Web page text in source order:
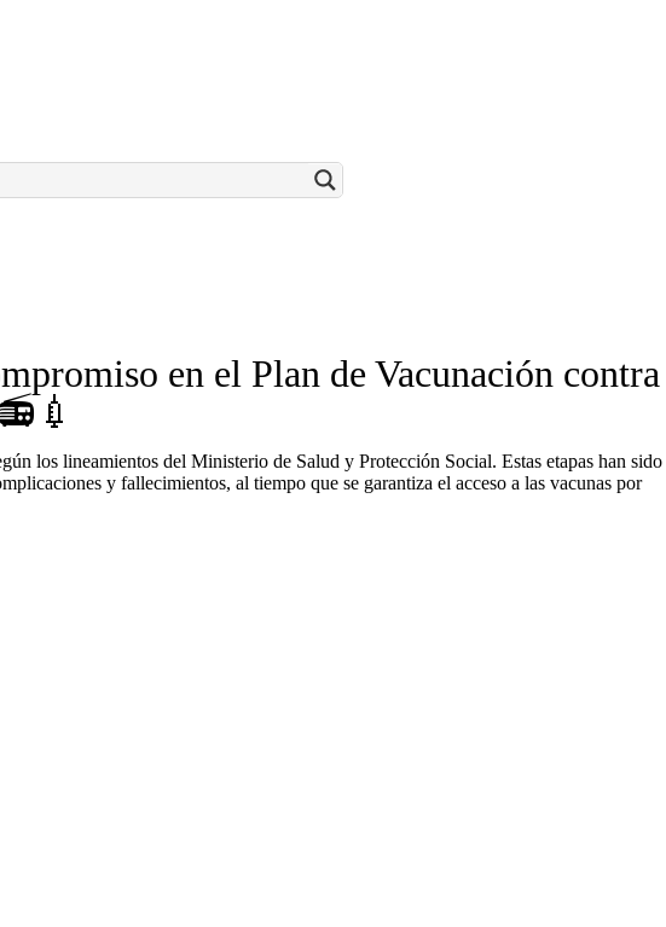
en el Plan de Vacunación contra
los lineamientos del Ministerio de Salud y Protección Social. Estas etapas han sido
y fallecimientos, al tiempo que se garantiza el acceso a las vacunas por